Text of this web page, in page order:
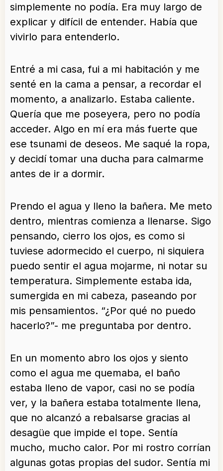
simplemente no podía. Era muy largo de
explicar y difícil de entender. Había que
vivirlo para entenderlo.
Entré a mi casa, fui a mi habitación y me
senté en la cama a pensar, a recordar el
momento, a analizarlo. Estaba caliente.
Quería que me poseyera, pero no podía
acceder. Algo en mí era más fuerte que
ese tsunami de deseos. Me saqué la ropa,
y decidí tomar una ducha para calmarme
antes de ir a dormir.
Prendo el agua y lleno la bañera. Me meto
dentro, mientras comienza a llenarse. Sigo
pensando, cierro los ojos, es como si
tuviese adormecido el cuerpo, ni siquiera
puedo sentir el agua mojarme, ni notar su
temperatura. Simplemente estaba ida,
sumergida en mi cabeza, paseando por
mis pensamientos. “¿Por qué no puedo
hacerlo?”- me preguntaba por dentro.
En un momento abro los ojos y siento
como el agua me quemaba, el baño
estaba lleno de vapor, casi no se podía
ver, y la bañera estaba totalmente llena,
que no alcanzó a rebalsarse gracias al
desagüe que impide el tope. Sentía
mucho, mucho calor. Por mi rostro corrían
algunas gotas propias del sudor. Sentía mi